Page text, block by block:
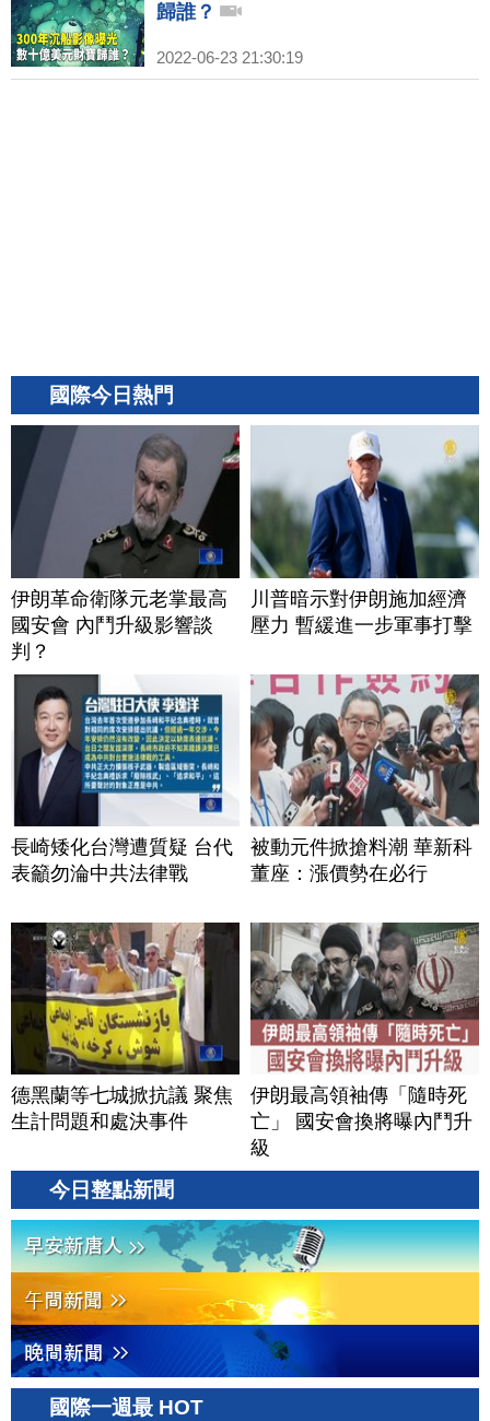
歸誰？
2022-06-23 21:30:19
國際今日熱門
伊朗革命衛隊元老掌最高
國安會 內鬥升級影響談
判？
川普暗示對伊朗施加經濟
壓力 暫緩進一步軍事打擊
長崎矮化台灣遭質疑 台代
表籲勿淪中共法律戰
被動元件掀搶料潮 華新科
董座：漲價勢在必行
德黑蘭等七城掀抗議 聚焦
生計問題和處決事件
伊朗最高領袖傳「隨時死
亡」 國安會換將曝內鬥升
級
今日整點新聞
國際一週最 HOT